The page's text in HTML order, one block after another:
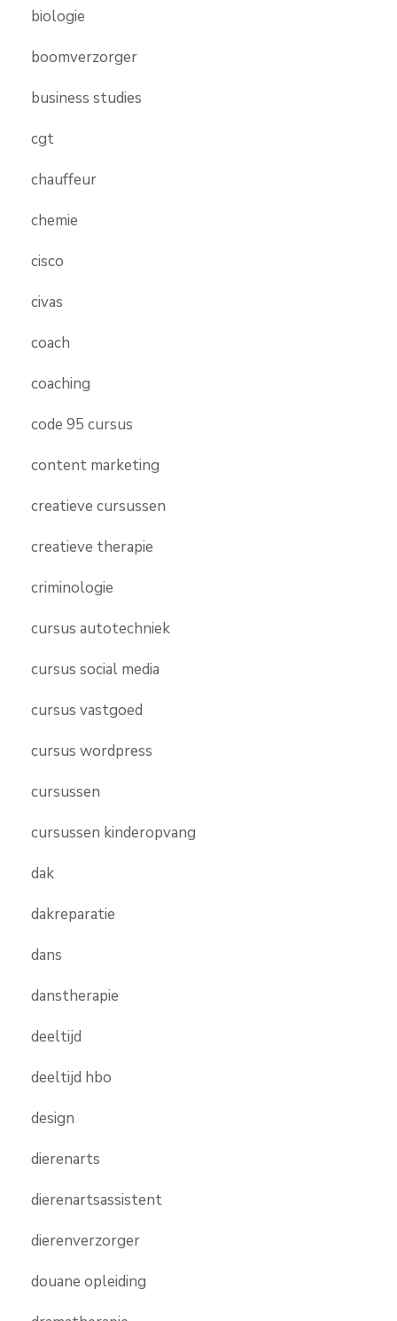
biologie
boomverzorger
business studies
cgt
chauffeur
chemie
cisco
civas
coach
coaching
code 95 cursus
content marketing
creatieve cursussen
creatieve therapie
criminologie
cursus autotechniek
cursus social media
cursus vastgoed
cursus wordpress
cursussen
cursussen kinderopvang
dak
dakreparatie
dans
danstherapie
deeltijd
deeltijd hbo
design
dierenarts
dierenartsassistent
dierenverzorger
douane opleiding